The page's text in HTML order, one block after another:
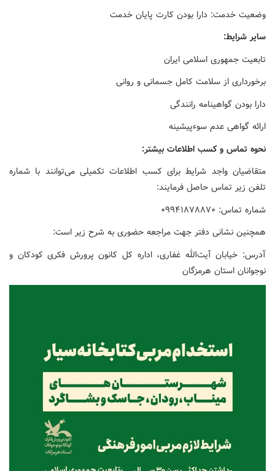
وضعیت خدمت: دارا بودن کارت پایان خدمت
سایر شرایط:
تابعیت جمهوری اسلامی ایران
برخورداری از سلامت کامل جسمانی و روانی
دارا بودن گواهینامه رانندگی
ارائه گواهی عدم سوءپیشینه
نحوه تماس و کسب اطلاعات بیشتر:
متقاضیان واجد شرایط برای کسب اطلاعات تکمیلی می‌توانند با شماره
تلفن زیر تماس حاصل فرمایند:
شماره تماس: ۰۹۹۴۱۸۷۸۸۷۰
همچنین نشانی دفتر جهت مراجعه حضوری به شرح زیر است:
آدرس: خیابان آیت‌الله غفاری، اداره کل کانون پرورش فکری کودکان و
نوجوانان استان هرمزگان